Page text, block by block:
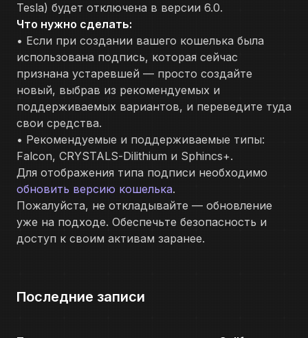
Tesla) будет отключена в версии 6.0.
Что нужно сделать:
• Если при создании вашего кошелька была
использована подпись, которая сейчас
признана устаревшей — просто создайте
новый, выбрав из рекомендуемых и
поддерживаемых вариантов, и переведите туда
свои средства.
• Рекомендуемые и поддерживаемые типы:
Falcon, CRYSTALS-Dilithium и Sphincs+.
Для отображения типа подписи необходимо
обновить версию кошелька.
Пожалуйста, не откладывайте — обновление
уже на подходе. Обеспечьте безопасность и
доступ к своим активам заранее.
Последние записи